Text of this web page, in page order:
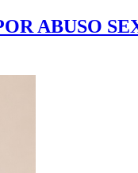
ABUSO